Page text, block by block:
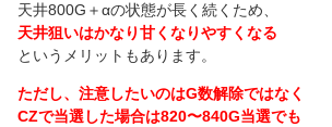
天井800G＋αの状態が長く続くため、
天井狙いはかなり甘くなりやすくなる
というメリットもあります。
ただし、注意したいのはG数解除ではなく
CZで当選した場合は820〜840G当選でも